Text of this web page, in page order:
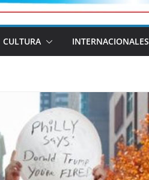
CULTURA INTERNACIONALES